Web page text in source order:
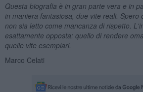
Questa biografia è in gran parte vera e in
in maniera fantasiosa, due vite reali. Spero
non sia letto come mancanza di rispetto.
esattamente opposta: quello di rendere
quelle vite esemplari.
Marco Celati